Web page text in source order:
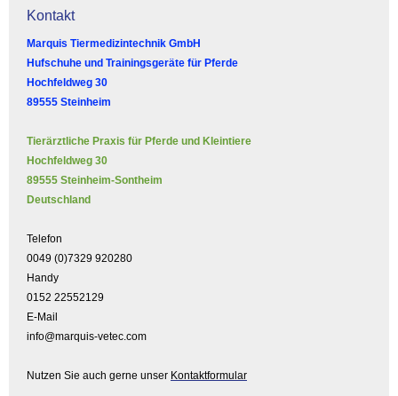
Kontakt
Marquis Tiermedizintechnik GmbH
Hufschuhe und Trainingsgeräte für Pferde
Hochfeldweg 30
89555 Steinheim
Tierärztliche Praxis für Pferde und Kleintiere
Hochfeldweg 30
89555 Steinheim-Sontheim
Deutschland
Telefon
0049 (0)7329 920280
Handy
0152 22552129
E-Mail
info@marquis-vetec.com
Nutzen Sie auch gerne unser Kontaktformular